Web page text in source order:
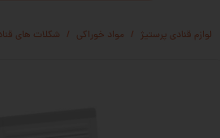
لوازم قنادی پرستیژ مواد خوراکی شکلات های